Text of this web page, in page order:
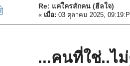
Re: แค่ใครสักคน (ฮีลใจ)
« เมื่อ: 03 ตุลาคม 2025,
...คนที่ใช่..ไ